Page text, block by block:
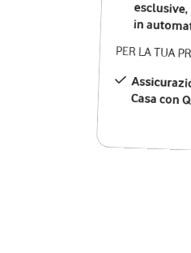
in
PER LA TUA
Casa con